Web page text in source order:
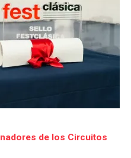
de los Circuitos